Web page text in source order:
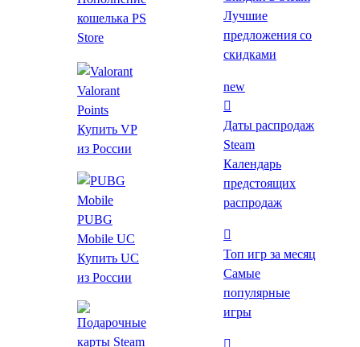
кошелька PS
Store
Valorant
Points
Купить VP
из России
PUBG
Mobile UC
Купить UC
из России
Лучшие
предложения со
скидками
new
Даты распродаж
Steam
Календарь
предстоящих
распродаж
Топ игр за месяц
Самые
популярные
игры
Asdivine Hearts
от 169 ₽
*Проверяйте регион активации после перехода на
страницу магазина.